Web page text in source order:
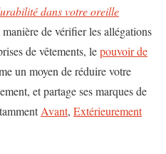
dans votre oreille
de vérifier les allégations
de vêtements, lepouvoir de
un moyen de réduire votre
et partage ses marques de
Avant, Extérieurement